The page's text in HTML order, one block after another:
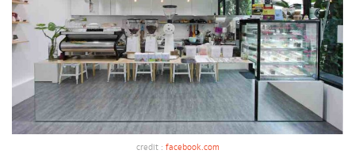
credit : facebook.com